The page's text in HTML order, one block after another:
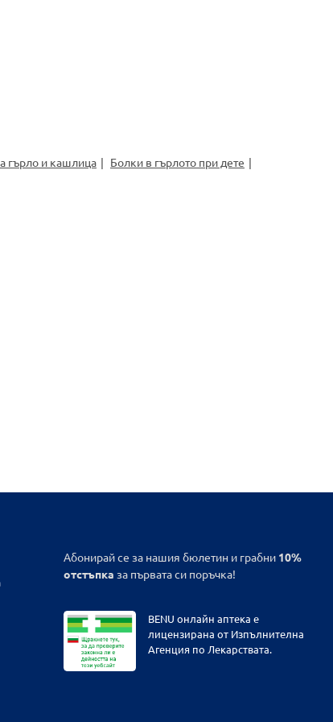
гърло и кашлица
Болки в гърлото при дете
Абонирай се за нашия бюлетин и грабни 10%
отстъпка за първата си поръчка!
BENU онлайн аптека е
лицензирана от Изпълнителна
Агенция по Лекарствата.